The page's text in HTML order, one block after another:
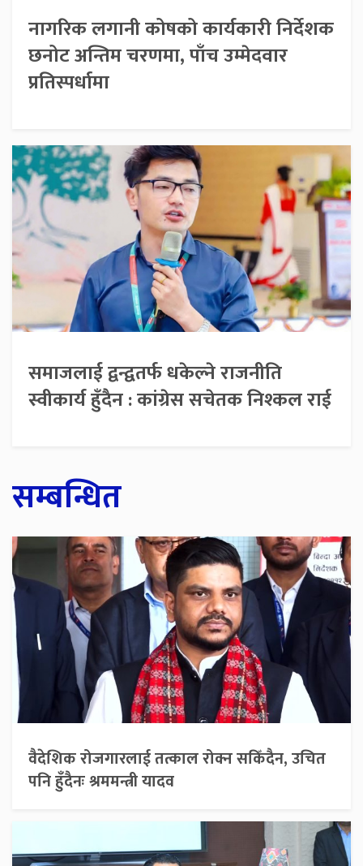
नागरिक लगानी कोषको कार्यकारी निर्देशक
छनोट अन्तिम चरणमा, पाँच उम्मेदवार
प्रतिस्पर्धामा
समाजलाई द्वन्द्वतर्फ धकेल्ने राजनीति
स्वीकार्य हुँदैन : कांग्रेस सचेतक निश्कल राई
सम्बन्धित
वैदेशिक रोजगारलाई तत्काल रोक्न सकिँदैन, उचित
पनि हुँदैनः श्रममन्त्री यादव